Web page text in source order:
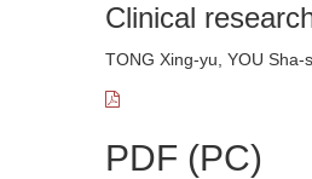
Clinical
TONG Xing-yu, YOU
PDF (PC)